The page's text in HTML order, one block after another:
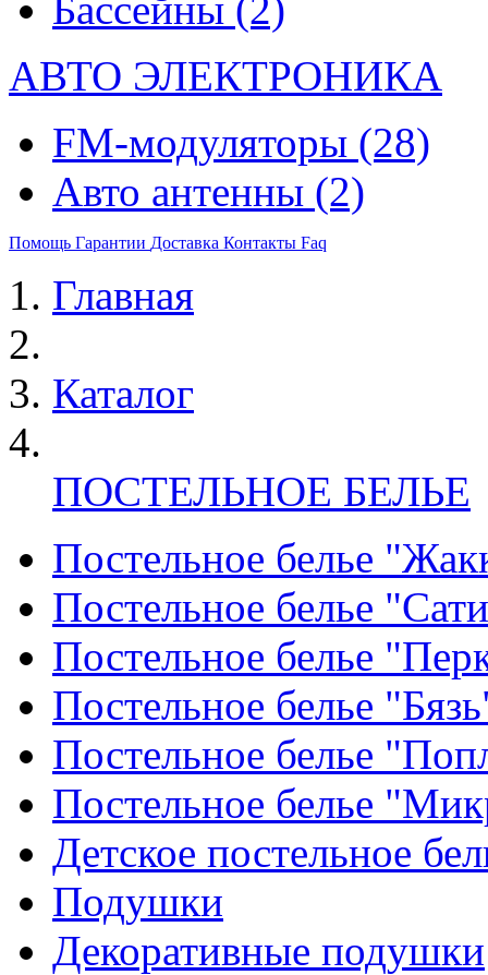
АВТО ЭЛЕКТРОНИКА
FM-модуляторы (28)
Авто антенны (2)
Помощь Гарантии Доставка Контакты Faq
Главная
Каталог
ПОСТЕЛЬНОЕ БЕЛЬЕ
Постельное белье
Постельное белье
Постельное белье
Постельное белье
Постельное белье
Постельное белье
Детское постельное
Подушки
Декоративные подушки